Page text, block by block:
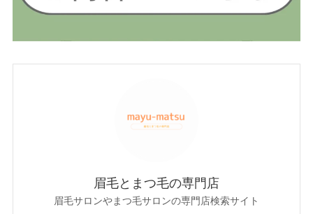
眉毛とまつ毛の専門店
眉毛サロンやまつ毛サロンの専門店検索サイト